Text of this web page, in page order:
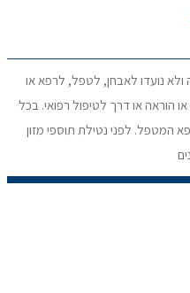
ולא נועדו לאבחן, לטפל, לרפא או
הוראה או דרך לטיפול רפואי. בכל
המטפל. לפני נטילת תוספי מזון